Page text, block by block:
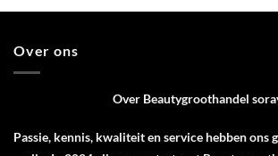
Over ons
Over Beautygroothandel
Passie, kennis, kwaliteit en service hebben ons